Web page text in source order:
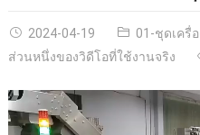
2024-04-19 01-ชุดเครื่
ส่วนหนึ่งของวิดีโอที่ใช้งานจริง
Video
Player